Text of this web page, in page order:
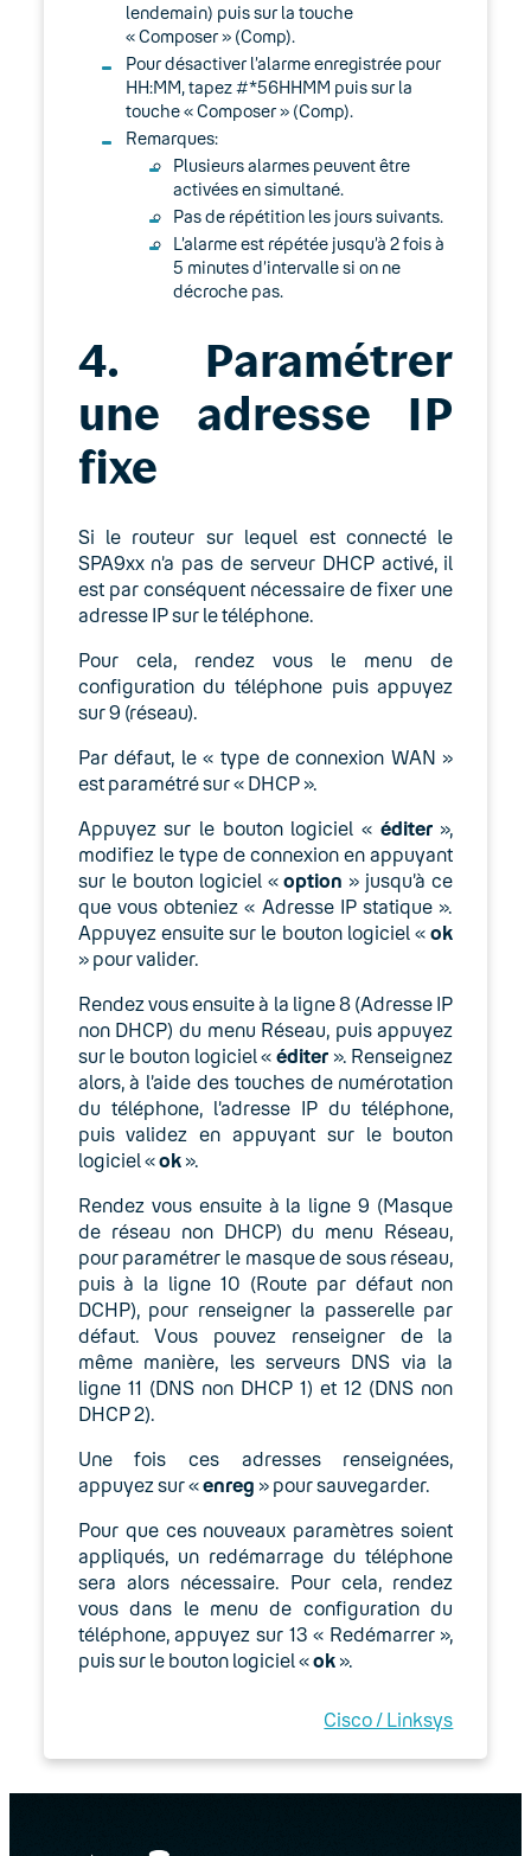
lendemain) puis sur la touche
« Composer » (Comp).
Pour désactiver l’alarme enregistrée pour
HH:MM, tapez #*56HHMM puis sur la
touche « Composer » (Comp).
Remarques:
Plusieurs alarmes peuvent être
activées en simultané.
Pas de répétition les jours suivants.
L’alarme est répétée jusqu’à 2 fois à
5 minutes d’intervalle si on ne
décroche pas.
4. Paramétrer
une adresse IP
fixe
Si le routeur sur lequel est connecté le
SPA9xx n’a pas de serveur DHCP activé, il
est par conséquent nécessaire de fixer une
adresse IP sur le téléphone.
Pour cela, rendez vous le menu de
configuration du téléphone puis appuyez
sur 9 (réseau).
Par défaut, le « type de connexion WAN »
est paramétré sur « DHCP ».
Appuyez sur le bouton logiciel « éditer»,
modifiez le type de connexion en appuyant
sur le bouton logiciel «option » jusqu’à ce
que vous obteniez « Adresse IP statique ».
Appuyez ensuite sur le bouton logiciel «ok
» pour valider.
Rendez vous ensuite à la ligne 8 (Adresse IP
non DHCP) du menu Réseau, puis appuyez
sur le bouton logiciel «éditer ». Renseignez
alors, à l’aide des touches de numérotation
du téléphone, l’adresse IP du téléphone,
puis validez en appuyant sur le bouton
logiciel «ok».
Rendez vous ensuite à la ligne 9 (Masque
de réseau non DHCP) du menu Réseau,
pour paramétrer le masque de sous réseau,
puis à la ligne 10 (Route par défaut non
DCHP), pour renseigner la passerelle par
défaut. Vous pouvez renseigner de la
même manière, les serveurs DNS via la
ligne 11 (DNS non DHCP 1) et 12 (DNS non
DHCP 2).
Une fois ces adresses renseignées,
appuyez sur «enreg » pour sauvegarder.
Pour que ces nouveaux paramètres soient
appliqués, un redémarrage du téléphone
sera alors nécessaire. Pour cela, rendez
vous dans le menu de configuration du
téléphone, appuyez sur 13 « Redémarrer »,
puis sur le bouton logiciel «ok».
Cisco / Linksys